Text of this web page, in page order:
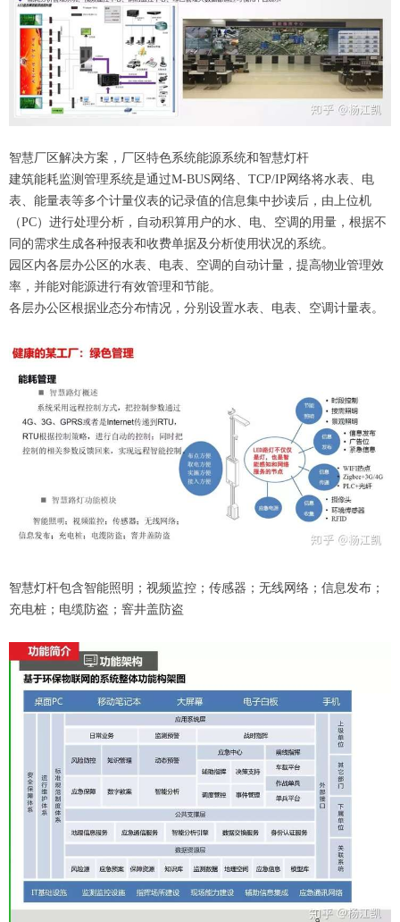
智慧厂区解决方案，厂区特色系统能源系统和智慧灯杆
建筑能耗监测管理系统是通过M-BUS网络、TCP/IP网络将水表、电
表、能量表等多个计量仪表的记录值的信息集中抄读后，由上位机
（PC）进行处理分析，自动积算用户的水、电、空调的用量，根据不
同的需求生成各种报表和收费单据及分析使用状况的系统。
园区内各层办公区的水表、电表、空调的自动计量，提高物业管理效
率，并能对能源进行有效管理和节能。
各层办公区根据业态分布情况，分别设置水表、电表、空调计量表。
智慧灯杆包含智能照明；视频监控；传感器；无线网络；信息发布；
充电桩；电缆防盗；窨井盖防盗